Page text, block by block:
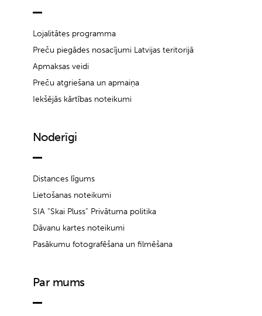
Lojalitātes programma
Preču piegādes nosacījumi Latvijas teritorijā
Apmaksas veidi
Preču atgriešana un apmaiņa
Iekšējās kārtības noteikumi
Noderīgi
Distances līgums
Lietošanas noteikumi
SIA “Skai Pluss” Privātuma politika
Dāvanu kartes noteikumi
Pasākumu fotografēšana un filmēšana
Par mums